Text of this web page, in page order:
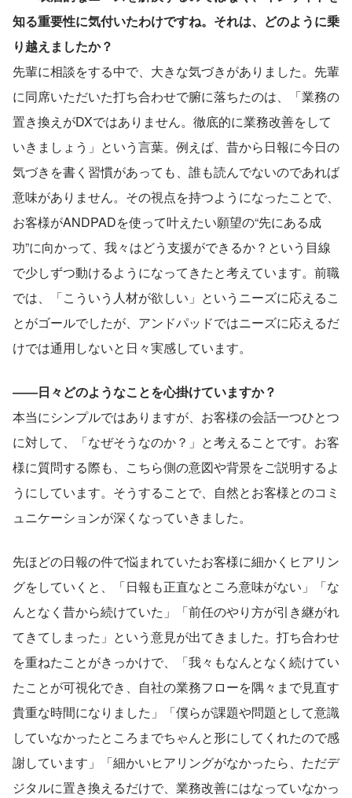
知る重要性に気付いたわけですね。それは、どのように乗
り越えましたか？
先輩に相談をする中で、大きな気づきがありました。先輩
に同席いただいた打ち合わせで腑に落ちたのは、「業務の
置き換えがDXではありません。徹底的に業務改善をして
いきましょう」という言葉。例えば、昔から日報に今日の
気づきを書く習慣があっても、誰も読んでないのであれば
意味がありません。その視点を持つようになったことで、
お客様がANDPADを使って叶えたい願望の“先にある成
功”に向かって、我々はどう支援ができるか？という目線
で少しずつ動けるようになってきたと考えています。前職
では、「こういう人材が欲しい」というニーズに応えるこ
とがゴールでしたが、アンドパッドではニーズに応えるだ
けでは通用しないと日々実感しています。
――日々どのようなことを心掛けていますか？
本当にシンプルではありますが、お客様の会話一つひとつ
に対して、「なぜそうなのか？」と考えることです。お客
様に質問する際も、こちら側の意図や背景をご説明するよ
うにしています。そうすることで、自然とお客様とのコミ
ュニケーションが深くなっていきました。
先ほどの日報の件で悩まれていたお客様に細かくヒアリン
グをしていくと、「日報も正直なところ意味がない」「な
んとなく昔から続けていた」「前任のやり方が引き継がれ
てきてしまった」という意見が出てきました。打ち合わせ
を重ねたことがきっかけで、「我々もなんとなく続けてい
たことが可視化でき、自社の業務フローを隅々まで見直す
貴重な時間になりました」「僕らが課題や問題として意識
していなかったところまでちゃんと形にしてくれたので感
謝しています」「細かいヒアリングがなかったら、ただデ
ジタルに置き換えるだけで、業務改善にはなっていなかっ